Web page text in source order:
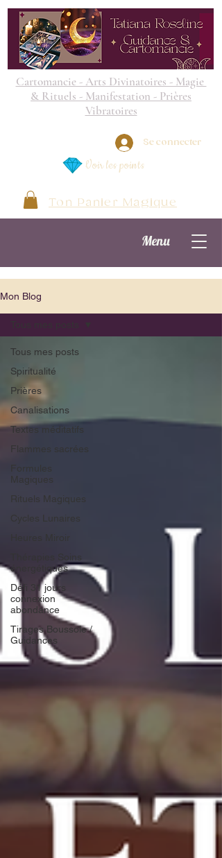
Cartomancie - Arts Divinatoires - Magie
& Rituels - Manifestation - Prières
Vibratoires
Menu
Ton Panier Magique
Se connecter
Voir les points
Mon Blog
Tous mes posts
Spiritualité
Prières
Canalisations
Textes méditatifs
Flammes sacrées
Formules
Magiques
Rituels Magiques
Cycles Lunaires
Thérapies Soins
énergétiques
Défi 31 jours
connexion
abondance
Tirages Boussole /
Guidances